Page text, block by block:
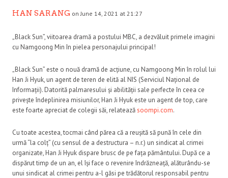
HAN SARANG on June 14, 2021 at 21:27
„Black Sun”, viitoarea dramă a postului MBC, a dezvăluit primele imagini
cu Namgoong Min în pielea personajului principal!
„Black Sun” este o nouă dramă de acțiune, cu Namgoong Min în rolul lui
Han Ji Hyuk, un agent de teren de elită al NIS (Serviciul Național de
Informații). Datorită palmaresului și abilității sale perfecte în ceea ce
privește îndeplinirea misiunilor, Han Ji Hyuk este un agent de top, care
este foarte apreciat de colegii săi, relateazăsoompi.com.
Cu toate acestea, tocmai când părea că a reușită să pună în cele din
urmă “la colț” (cu sensul de a destructura – n.r.) un sindicat al crimei
organizate, Han Ji Hyuk dispare brusc de pe fața pământului. După ce a
dispărut timp de un an, el își face o revenire îndrăzneață, alăturându-se
unui sindicat al crimei pentru a-l găsi pe trădătorul responsabil pentru